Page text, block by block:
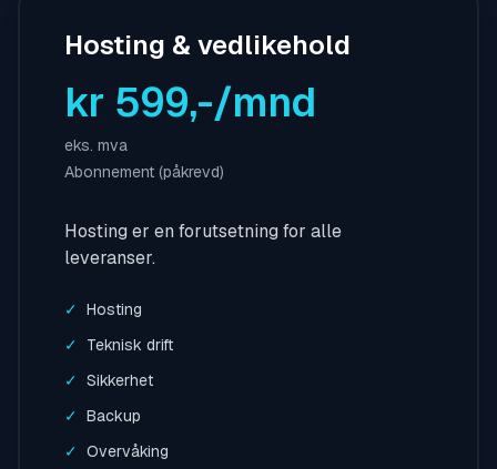
Hosting & vedlikehold
kr 599,-/mnd
eks. mva
Abonnement (påkrevd)
Hosting er en forutsetning for alle
leveranser.
✓ Hosting
✓
Teknisk drift
✓ Sikkerhet
✓ Backup
✓ Overvåking